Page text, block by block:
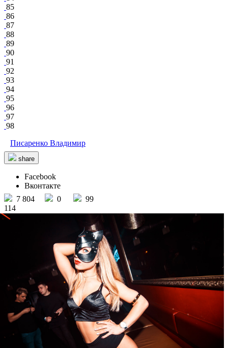
85
86
87
88
89
90
91
92
93
94
95
96
97
98
Писаренко Владимир
share
Facebook
Вконтакте
7 804
0
99
114
Jackson night club
/ other events